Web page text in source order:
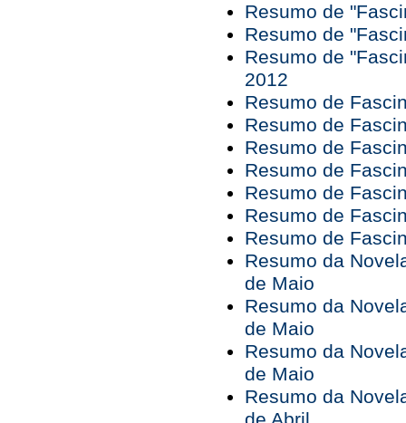
Resumo de
Resumo de
Resumo de
2012
Resumo de
Resumo de
Resumo de
Resumo de
Resumo de
Resumo de
Resumo de
Resumo da
de Maio
Resumo da
de Maio
Resumo da
de Maio
Resumo da